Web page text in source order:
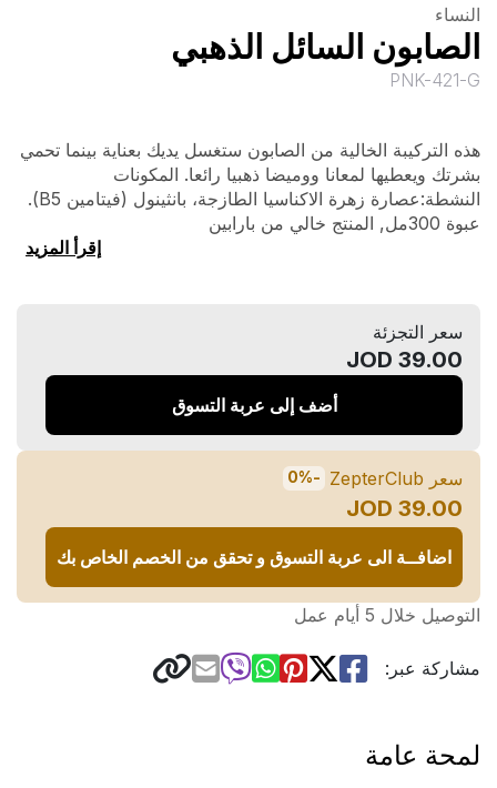
النساء
الصابون السائل الذهبي
PNK-421-G
هذه التركيبة الخالية من الصابون ستغسل يديك بعناية بينما تحمي
بشرتك ويعطيها لمعانا ووميضا ذهبيا رائعا. المكونات
النشطة:عصارة زهرة الاكناسيا الطازجة، بانثينول (فيتامين B5).
عبوة 300مل, المنتج خالي من بارابين
إقرأ المزيد
سعر التجزئة
39.00 JOD
أضف إلى عربة التسوق
سعر ZepterClub -0%
39.00 JOD
اضافــة الى عربة التسوق و تحقق من الخصم الخاص بك
التوصيل خلال 5 أيام عمل
مشاركة عبر:
لمحة عامة